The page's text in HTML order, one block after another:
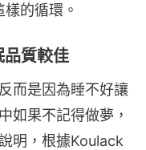
的循環。
質較佳
而是因為睡不好讓
如果不記得做夢，
明，根據Koulack